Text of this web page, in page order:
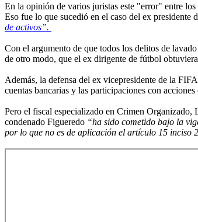
En la opinión de varios juristas este "error" entre
Eso fue lo que sucedió en el caso del ex
de activos”.
Con el argumento de que todos los delitos de
de otro modo, que el ex dirigente de fútbol
Además, la defensa del ex vicepresidente de la
cuentas bancarias y las participaciones con acciones
Pero el fiscal especializado en Crimen Organizado,
condenado Figueredo “ha sido cometido bajo la
por lo que no es de aplicación el artículo 15 inciso